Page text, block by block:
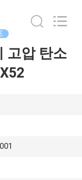
고압 탄소